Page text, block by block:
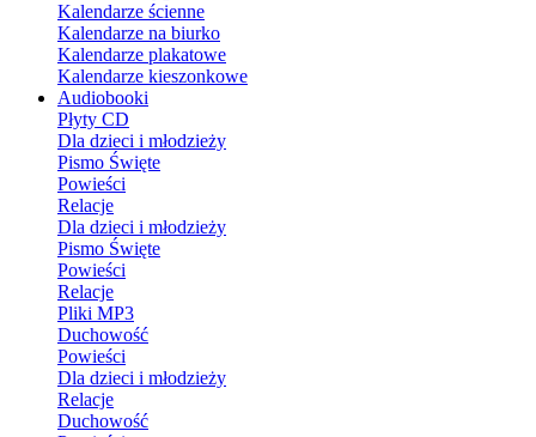
Kalendarze ścienne
Kalendarze na biurko
Kalendarze plakatowe
Kalendarze kieszonkowe
Audiobooki
Płyty CD
Dla dzieci i młodzieży
Pismo Święte
Powieści
Relacje
Dla dzieci i młodzieży
Pismo Święte
Powieści
Relacje
Pliki MP3
Duchowość
Powieści
Dla dzieci i młodzieży
Relacje
Duchowość